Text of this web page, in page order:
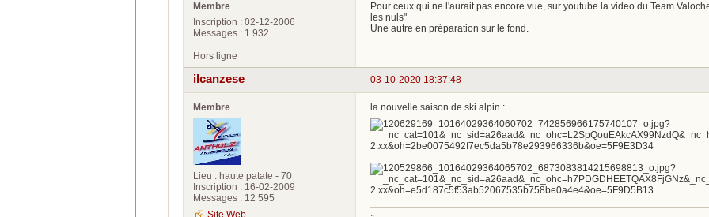
Membre
Inscription : 02-12-2006
Messages : 1 932
Pour ceux qui ne l'aurait pas encore vue, sur youtube la video du Team
les nuls"
Une autre en préparation sur le fond.
Hors ligne
03-10-2020 18:37:48
ilcanzese
Membre
Lieu : haute patate - 70
Inscription : 16-02-2009
Messages : 12 595
Site Web
la nouvelle saison de ski alpin :